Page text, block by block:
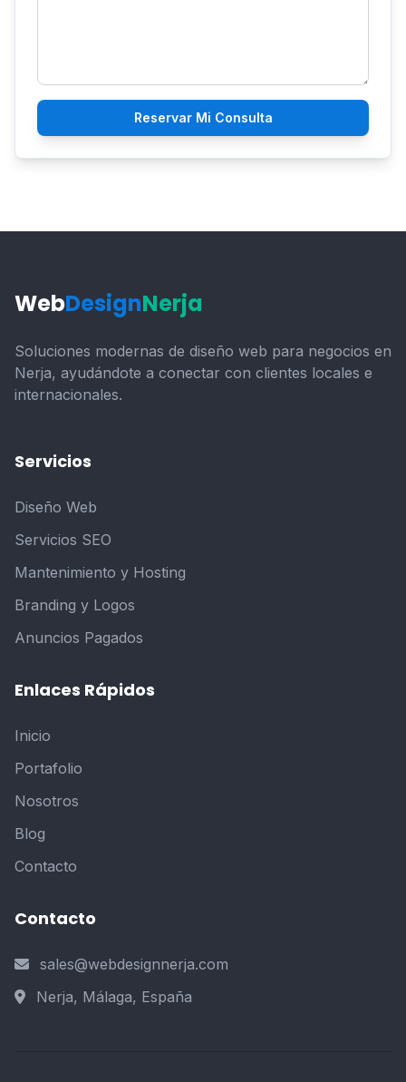
Reservar Mi Consulta
WebDesignNerja
Soluciones modernas de diseño web para negocios en
Nerja, ayudándote a conectar con clientes locales e
internacionales.
Servicios
Diseño Web
Servicios SEO
Mantenimiento y Hosting
Branding y Logos
Anuncios Pagados
Enlaces Rápidos
Inicio
Portafolio
Nosotros
Blog
Contacto
Contacto
sales@webdesignnerja.com
Nerja, Málaga, España